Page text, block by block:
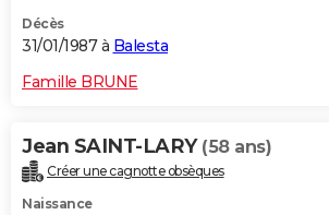
Décès
31/01/1987 à Balesta
Famille BRUNE
Jean SAINT-LARY (58 ans)
Créer une cagnotte obsèques
Naissance